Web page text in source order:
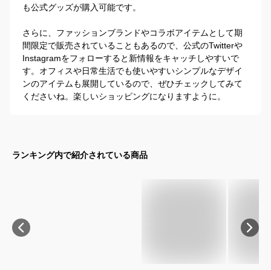
も公式グッズが購入可能です。
さらに、ファッションブランドやコラボアイテムとして期
間限定で販売されていることもあるので、公式のTwitterや
Instagramをフォローすると新情報をキャッチしやすいで
す。オフィスや日常生活でも使いやすいシンプルなデザイ
ンのアイテムも展開しているので、ぜひチェックしてみて
くださいね。楽しいショッピングになりますように。
ランキング内で紹介されている商品